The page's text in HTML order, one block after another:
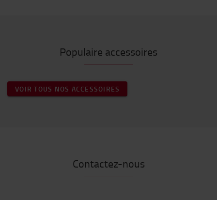
Populaire accessoires
VOIR TOUS NOS ACCESSOIRES
Contactez-nous